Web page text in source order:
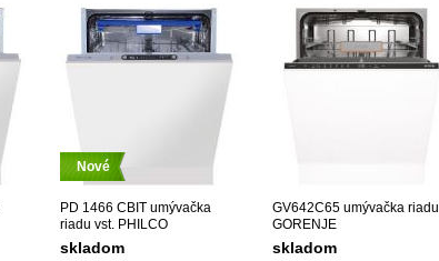
Nové
PD 1466 CBIT umývačka
riadu vst. PHILCO
skladom
GV642C65 umývačka riadu
GORENJE
skladom